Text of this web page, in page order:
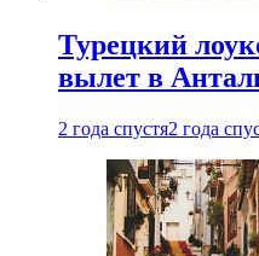
Турецкий
вылет в
2 года спустя2 года